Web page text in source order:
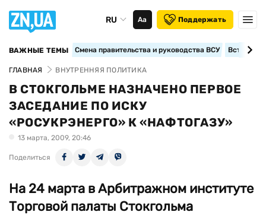
RU Аа Поддержать
ВАЖНЫЕ ТЕМЫ Смена правительства и руководства ВСУ
ГЛАВНАЯ ВНУТРЕННЯЯ ПОЛИТИКА
В СТОКГОЛЬМЕ НАЗНАЧЕНО ПЕРВОЕ
ЗАСЕДАНИЕ ПО ИСКУ
«РОСУКРЭНЕРГО» К «НАФТОГАЗУ»
13 марта, 2009, 20:46
Поделиться
На 24 марта в Арбитражном институте
Торговой палаты Стокгольма